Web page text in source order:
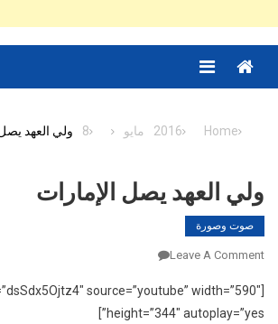
Menu
Home
2016 مايو 8 ولي العهد
ولي العهد يصل الإمارات
صوت وصورة
Leave A Comment
العهد
يصل
source=”youtube” width=”590″
height=”344″ autoplay=”yes”]